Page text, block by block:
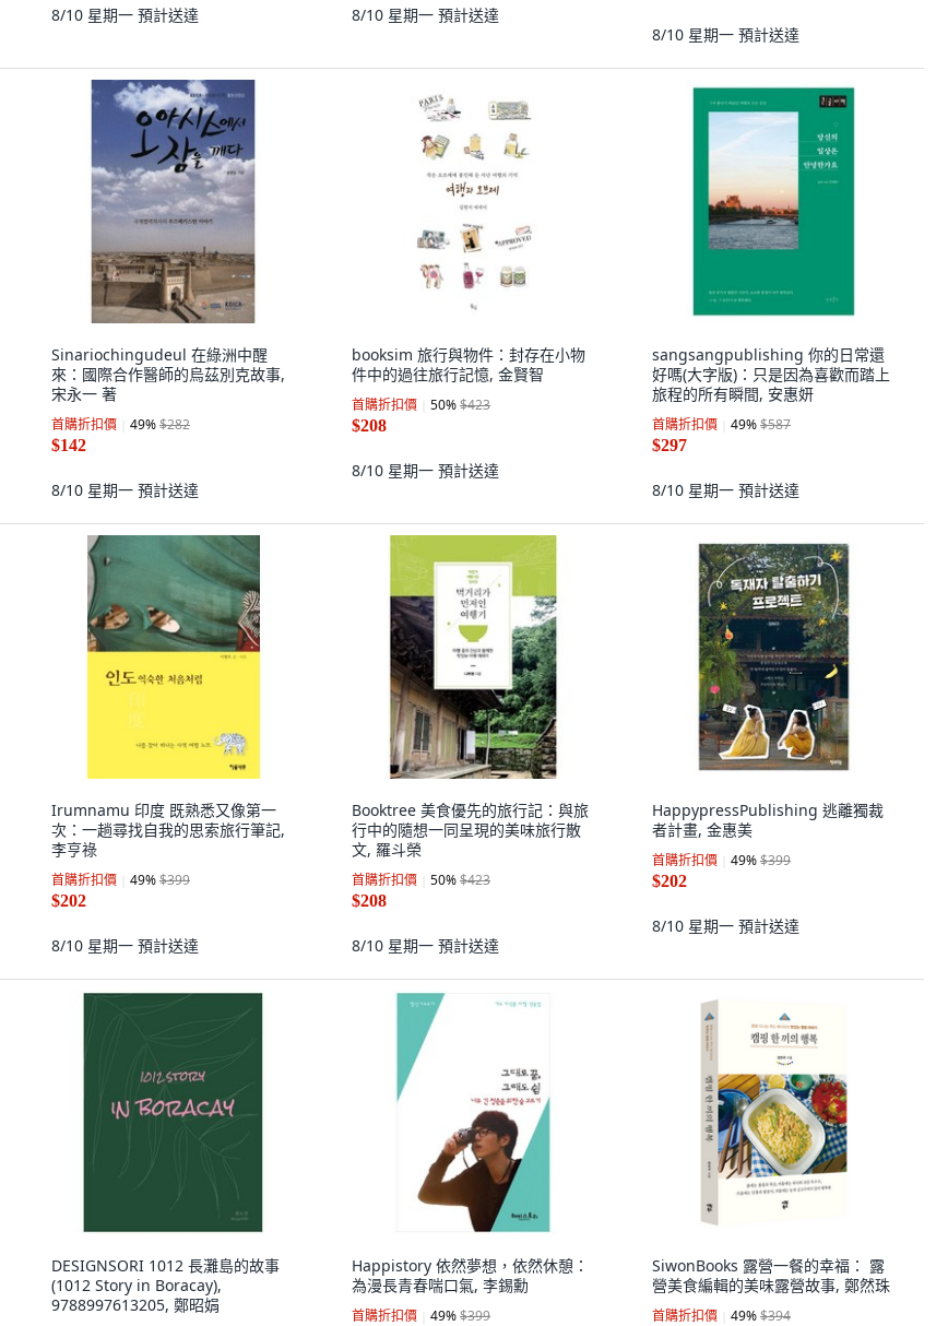
8/10 星期一 預計送達 8/10 星期一 預計送達
8/10 星期一 預計送達
Sinariochingudeul 在綠洲中醒
來：國際合作醫師的烏茲別克故事,
宋永一 著
首購折扣價 49%$282
$142
8/10 星期一 預計送達
booksim 旅行與物件：封存在小物
件中的過往旅行記憶, 金賢智
首購折扣價 50%$423
$208
8/10 星期一 預計送達
sangsangpublishing 你的日常還
好嗎(大字版)：只是因為喜歡而踏上
旅程的所有瞬間, 安惠妍
首購折扣價 49%$587
$297
8/10 星期一 預計送達
Irumnamu 印度 既熟悉又像第一
次：一趟尋找自我的思索旅行筆記,
李亨祿
首購折扣價 49%$399
$202
8/10 星期一 預計送達
Booktree 美食優先的旅行記：與旅
行中的隨想一同呈現的美味旅行散
文, 羅斗榮
首購折扣價 50%$423
$208
8/10 星期一 預計送達
HappypressPublishing 逃離獨裁
者計畫, 金惠美
首購折扣價 49%$399
$202
8/10 星期一 預計送達
DESIGNSORI 1012 長灘島的故事
(1012 Story in Boracay),
9788997613205, 鄭昭娟
Happistory 依然夢想，依然休憩：
為漫長青春喘口氣, 李錫勳
首購折扣價 49%$399
SiwonBooks 露營一餐的幸福： 露
營美食編輯的美味露營故事, 鄭然珠
首購折扣價 49%$394